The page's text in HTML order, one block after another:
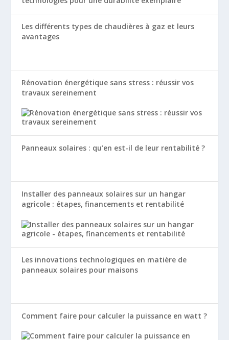
Les différents types de chaudières à gaz et leurs
avantages
Rénovation énergétique sans stress : réussir vos
travaux sereinement
Panneaux solaires : qu’en est-il de leur rentabilité ?
Installer des panneaux solaires sur un hangar
agricole : étapes, financements et rentabilité
Les innovations technologiques en matière de
panneaux solaires pour maisons
Comment faire pour calculer la puissance en watt ?